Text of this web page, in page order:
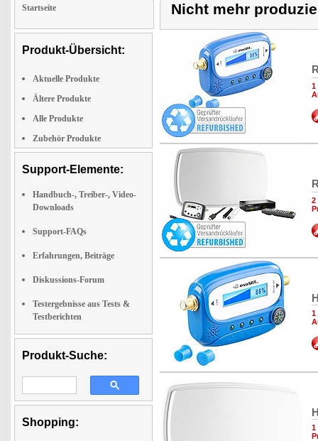
Startseite
Produkt-Übersicht:
Aktuelle Produkte
Ältere Produkte
Alle Produkte
Zubehör Produkte
Support-Elemente:
Handbuch-, Treiber-, Video-
Downloads
Support-FAQs
Erfahrungen, Beiträge
Diskussions-Forum
Testergebnisse aus Tests &
Testberichten
Produkt-Suche:
Shopping:
Nicht mehr
1
2
1
1